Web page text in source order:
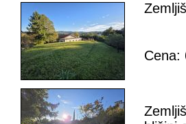
Cena: